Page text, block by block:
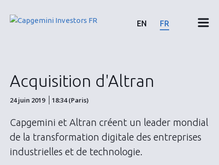
content
Calendrier & communiqués
Actionnaires
Actions & Obligations
EN FR
Acquisition d'Altran
24 juin 2019 18:34 (Paris)
Capgemini et Altran créent un leader mondial
de la transformation digitale des entreprises
industrielles et de technologie.